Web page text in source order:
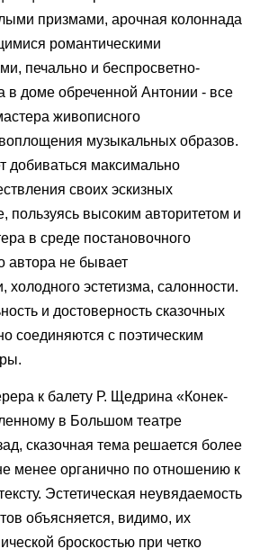
призмами, арочная колоннада
романтическими
печально и беспросветно-
в доме обреченной Антонии - все
живописного
воплощения музыкальных образов.
добиваться максимально
своих эскизных
пользуясь высоким авторитетом и
в среде постановочного
автора не бывает
холодного эстетизма, салонности.
и достоверность сказочных
соединяются с поэтическим
к балету Р. Щедрина «Конек-
в Большом театре
сказочная тема решается более
менее органично по отношению к
Эстетическая неувядаемость
объясняется, видимо, их
броскостью при четко